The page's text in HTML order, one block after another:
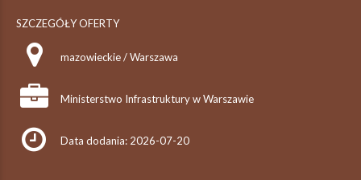
SZCZEGÓŁY OFERTY
mazowieckie / Warszawa
Ministerstwo Infrastruktury w Warszawie
Data dodania: 2026-07-20